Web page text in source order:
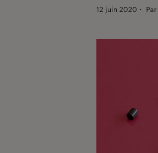
12 juin 2020 ・ Par